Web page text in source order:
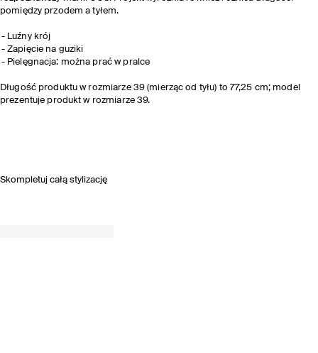
pomiędzy przodem a tyłem.
Luźny krój
Zapięcie na guziki
Pielęgnacja: można prać w pralce
Długość produktu w rozmiarze 39 (mierząc od tyłu) to 77,25 cm; model
prezentuje produkt w rozmiarze 39.
Skompletuj całą stylizację